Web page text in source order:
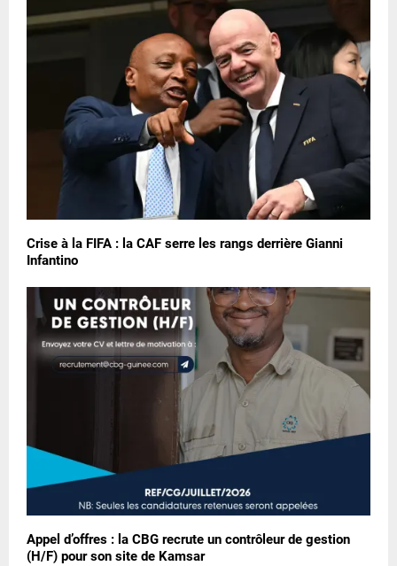
Crise à la FIFA : la CAF serre les rangs derrière Gianni
Infantino
Appel d’offres : la CBG recrute un contrôleur de gestion
(H/F) pour son site de Kamsar